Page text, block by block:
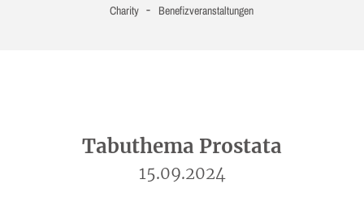
Charity - Benefizveranstaltungen
Tabuthema Prostata
15.09.2024